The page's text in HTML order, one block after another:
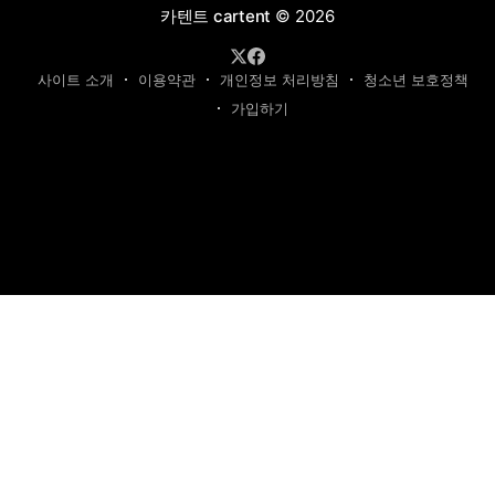
카텐트 cartent © 2026
사이트 소개 이용약관 개인정보 처리방침
청소년 보호정책
가입하기